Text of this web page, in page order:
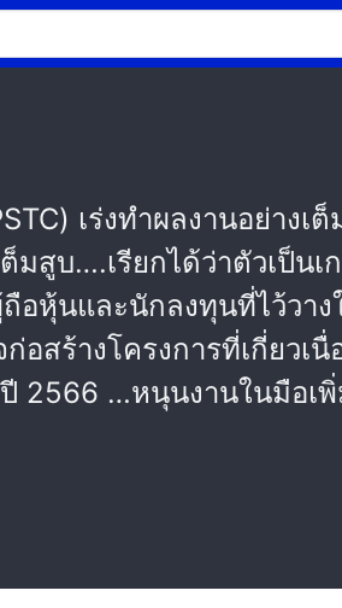
เร่งทำผลงานอย่าง
สูบ….เรียกได้ว่าตัวเป็น
หุ้นและนักลงทุนที่ไว้วาง
อสร้างโครงการที่เกี่ยว
2566 …หนุนงานในมือเ